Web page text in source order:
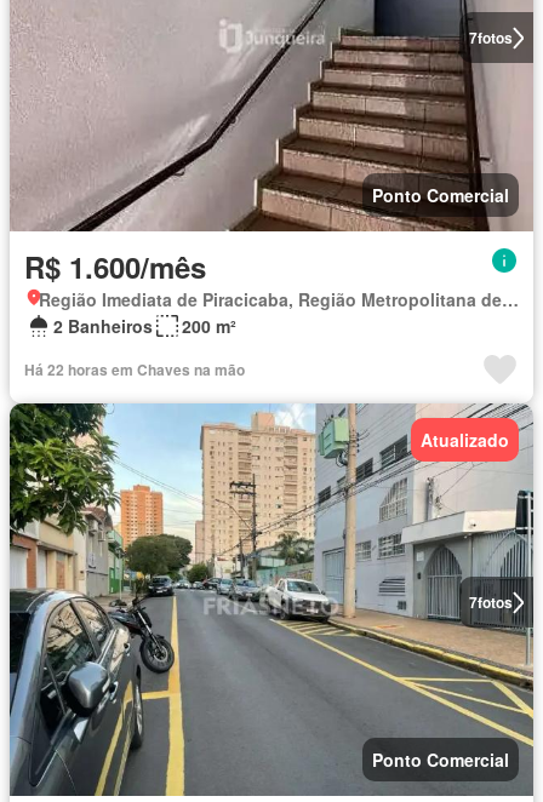
7fotos
Ponto Comercial
R$ 1.600/mês
Região Imediata de Piracicaba, Região Metropolitana de Piracicaba
2 Banheiros
200 m²
Há 22 horas em Chaves na mão
7fotos
Atualizado
Ponto Comercial